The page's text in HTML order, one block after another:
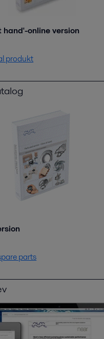
hand'-online version
produkt
parts